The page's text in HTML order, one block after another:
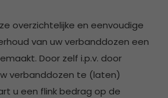
overzichtelijke en eenvoudige
van uw verbanddozen een
Door zelf i.p.v. door
verbanddozen te (laten)
u een flink bedrag op de